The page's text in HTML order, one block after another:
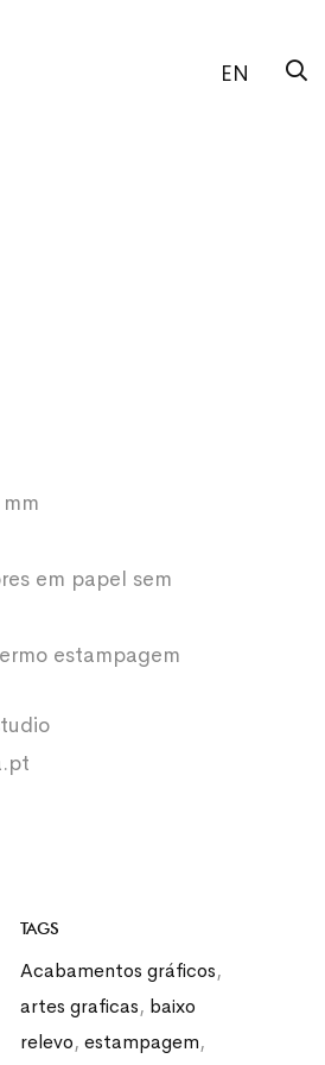
EN
em papel sem
estampagem
TAGS
Acabamentos gráficos,
artes graficas, baixo
relevo, estampagem,